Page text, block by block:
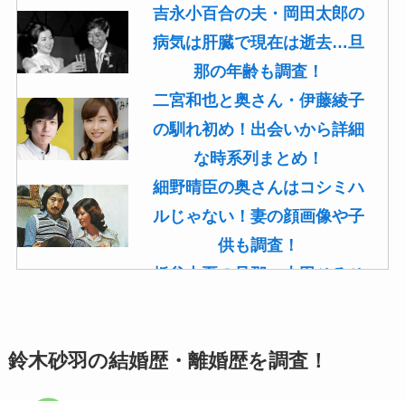
吉永小百合の夫・岡田太郎の
病気は肝臓で現在は逝去…旦
那の年齢も調査！
二宮和也と奥さん・伊藤綾子
の馴れ初め！出会いから詳細
な時系列まとめ！
細野晴臣の奥さんはコシミハ
ルじゃない！妻の顔画像や子
供も調査！
板谷由夏の旦那・古田ひろひ
菊池桃子の旦那・新原浩朗(官
鈴木砂羽の結婚歴・離婚歴を調査！